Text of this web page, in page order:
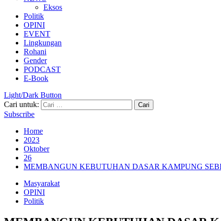
Eksos
Politik
OPINI
EVENT
Lingkungan
Rohani
Gender
PODCAST
E-Book
Light/Dark Button
Cari untuk:
Subscribe
Home
2023
Oktober
26
MEMBANGUN KEBUTUHAN DASAR KAMPUNG
Masyarakat
OPINI
Politik